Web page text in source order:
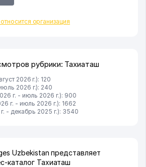
организация
рубрики: Тахиаташ
2026 г.): 120
2026 г.): 240
г. - июль 2026 г.): 900
г. - июль 2026 г.): 1662
- декабрь 2025 г.): 3540
Uzbekistan представляет
каталог Тахиаташ